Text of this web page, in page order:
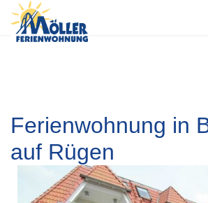
Ferienwohnung in
auf Rügen